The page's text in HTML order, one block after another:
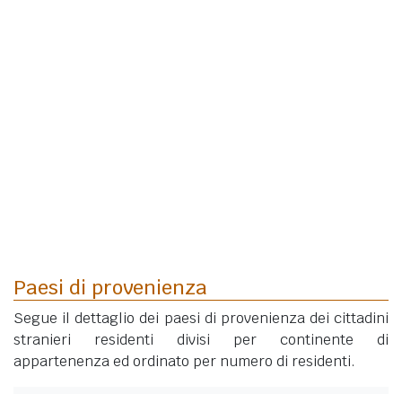
Paesi di provenienza
Segue il dettaglio dei paesi di provenienza dei cittadini
stranieri residenti divisi per continente di
appartenenza ed ordinato per numero di residenti.